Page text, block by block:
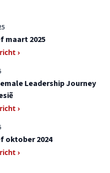
maart 2025
›
Leadership Journey
›
oktober 2024
›